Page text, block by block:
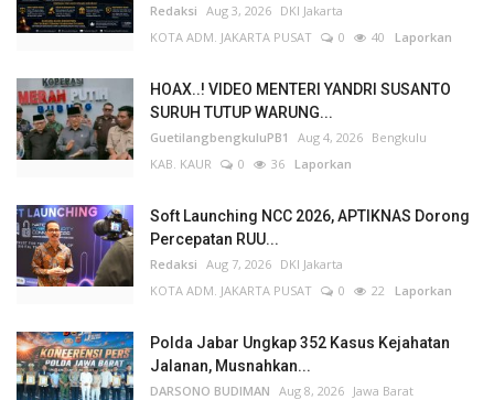
Ekonomi
Pendidikan
Informasi Journalism
Olahraga
Kesehatan
Perempuan/Anak
Redaksi Aug 3, 2026 DKI Jakarta
KOTA ADM. JAKARTA PUSAT
0 40 Laporkan
HOAX..! VIDEO MENTERI YANDRI SUSANTO
SURUH TUTUP WARUNG...
GuetilangbengkuluPB1 Aug 4, 2026 Bengkulu
KAB. KAUR
0 36 Laporkan
Soft Launching NCC 2026, APTIKNAS Dorong
Percepatan RUU...
Redaksi Aug 7, 2026 DKI Jakarta
KOTA ADM. JAKARTA PUSAT
0 22 Laporkan
Polda Jabar Ungkap 352 Kasus Kejahatan
Jalanan, Musnahkan...
DARSONO BUDIMAN Aug 8, 2026 Jawa Barat